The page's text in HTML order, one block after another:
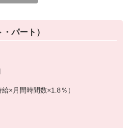
パート）
×月間時間数×1.8％）